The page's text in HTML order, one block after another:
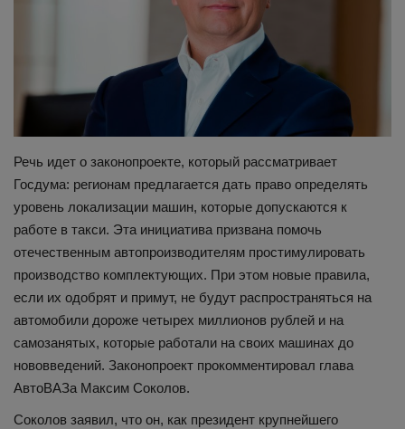
Речь идет о законопроекте, который рассматривает
Госдума: регионам предлагается дать право определять
уровень локализации машин, которые допускаются к
работе в такси. Эта инициатива призвана помочь
отечественным автопроизводителям простимулировать
производство комплектующих. При этом новые правила,
если их одобрят и примут, не будут распространяться на
автомобили дороже четырех миллионов рублей и на
самозанятых, которые работали на своих машинах до
нововведений. Законопроект прокомментировал глава
АвтоВАЗа Максим Соколов.
Соколов заявил, что он, как президент крупнейшего